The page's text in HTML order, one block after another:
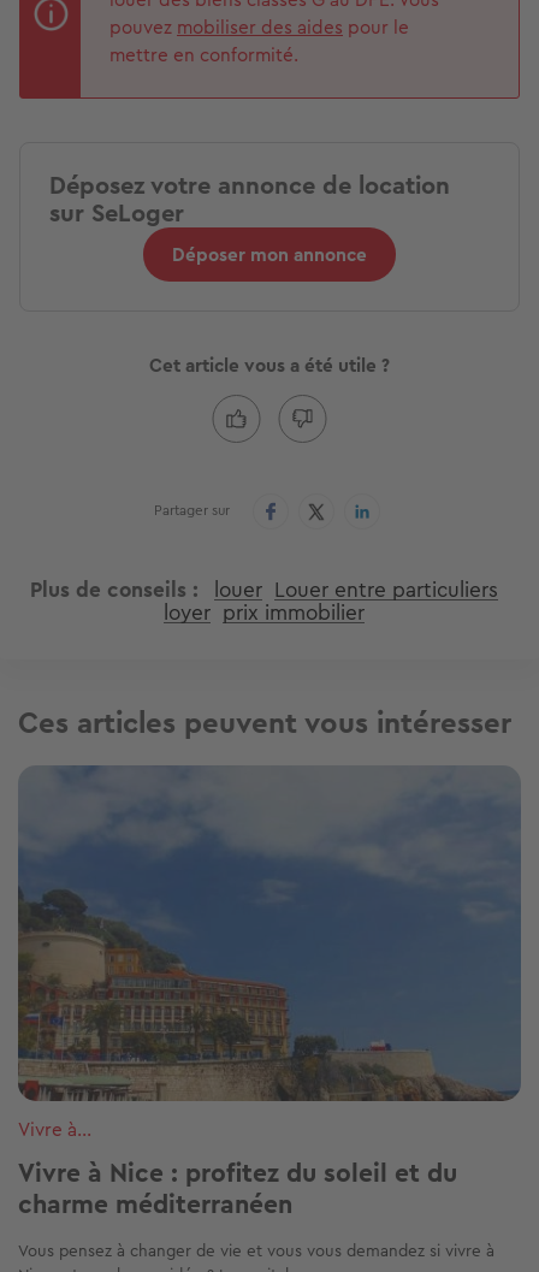
pouvez mobiliser des aides pour le
mettre en conformité.
Déposez votre annonce de location
sur SeLoger
Déposer mon annonce
Cet article vous a été utile ?
Partager sur
Plus de conseils louer Louer entre particuliers
loyer prix immobilier
Ces articles peuvent vous intéresser
Image
Vivre à...
Vivre à Nice : profitez du soleil et du
charme méditerranéen
Vous pensez à changer de vie et vous vous demandez si vivre à